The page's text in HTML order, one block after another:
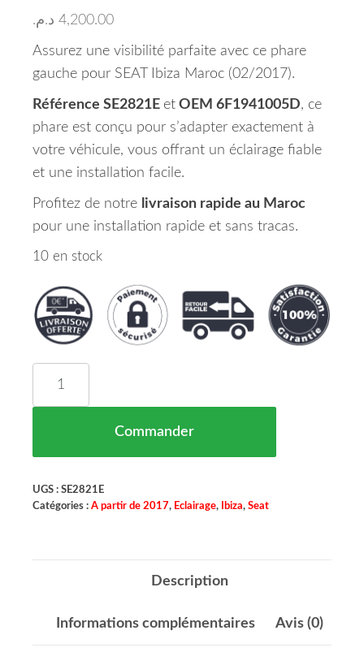
4,200.00 د.م.
Assurez une visibilité parfaite avec ce phare
gauche pour SEAT Ibiza Maroc (02/2017).
Référence SE2821E et OEM 6F1941005D, ce
phare est conçu pour s’adapter exactement à
votre véhicule, vous offrant un éclairage fiable
et une installation facile.
Profitez de notre livraison rapide au Maroc
pour une installation rapide et sans tracas.
10 en stock
Commander
UGS : SE2821E
Catégories : A partir de 2017, Eclairage, Ibiza, Seat
Description
Informations complémentaires Avis (0)